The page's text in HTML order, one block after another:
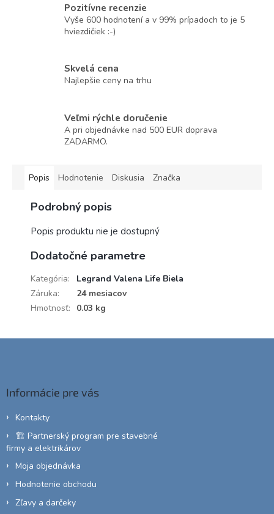
Pozitívne recenzie
Vyše 600 hodnotení a v 99% prípadoch to je 5
hviezdičiek :-)
Skvelá cena
Najlepšie ceny na trhu
Veľmi rýchle doručenie
A pri objednávke nad 500 EUR doprava
ZADARMO.
Popis Hodnotenie Diskusia Značka
Podrobný popis
Popis produktu nie je dostupný
Dodatočné parametre
Kategória:
Legrand Valena Life Biela
Záruka:
24 mesiacov
Hmotnosť: 0.03 kg
Informácie pre vás
Kontakty
🏗️ Partnerský program pre stavebné
firmy a elektrikárov
Moja objednávka
Hodnotenie obchodu
Zľavy a darčeky